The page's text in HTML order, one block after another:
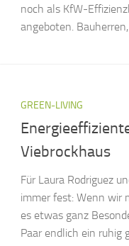
noch als KfW-
angeboten.
GREEN-LIVING
Viebrockhaus
Für Laura Rodriguez
immer fest: Wenn wir
es etwas ganz
Paar endlich ein ruhig